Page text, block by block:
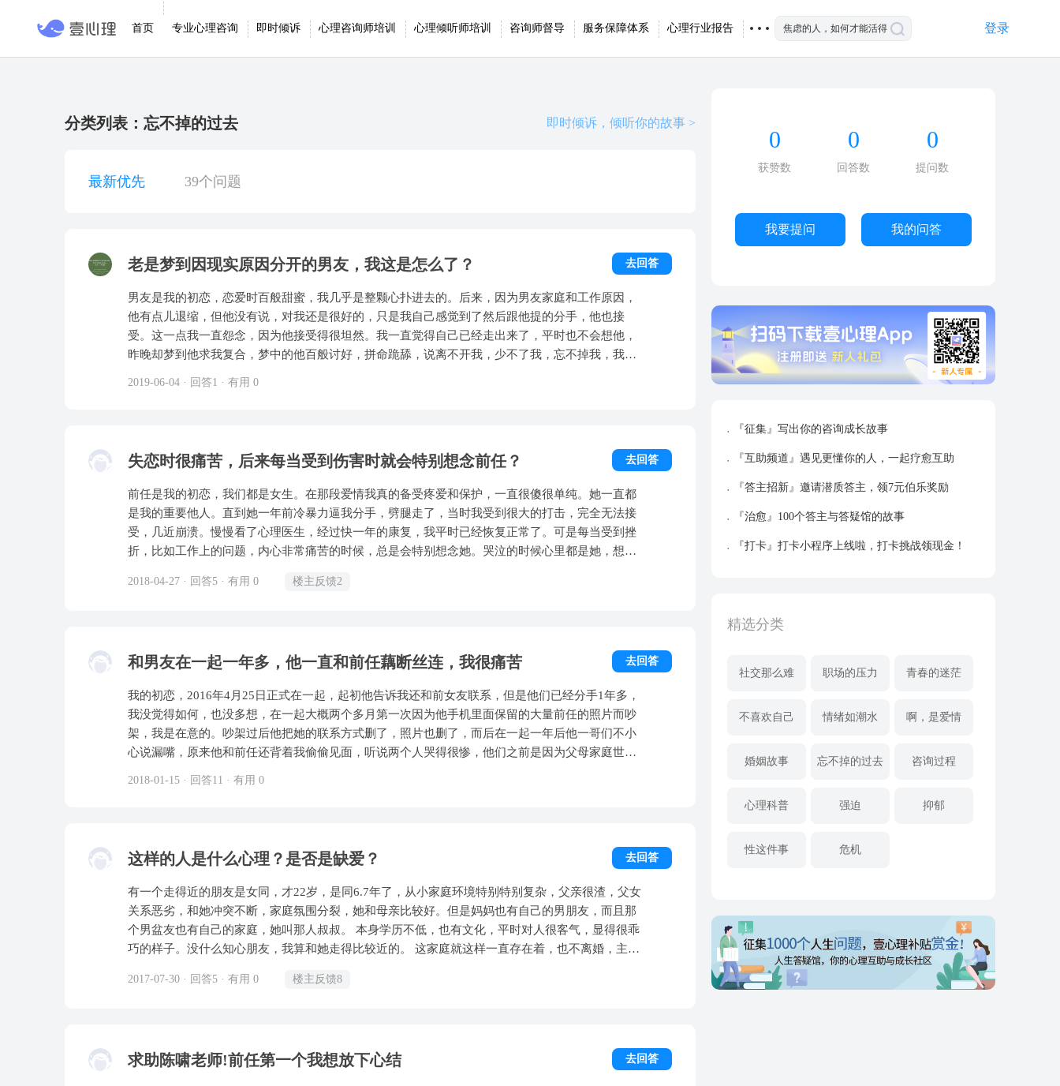
首页 专业心理咨询 即时倾诉 心理咨询师培训 心理倾听师培训 咨询师督导 服务保障体系 心理行业报告 登录
分类列表：忘不掉的过去 即时倾诉，倾听你的故事 >
最新优先 39个问题
老是梦到因现实原因分开的男友，我这是怎么了？ 去回答
男友是我的初恋，恋爱时百般甜蜜，我几乎是整颗心扑进去的。后来，因为男友家庭和工作原因，
他有点儿退缩，但他没有说，对我还是很好的，只是我自己感觉到了然后跟他提的分手，他也接
受。这一点我一直怨念，因为他接受得很坦然。我一直觉得自己已经走出来了，平时也不会想他，
昨晚却梦到他求我复合，梦中的他百般讨好，拼命跪舔，说离不开我，少不了我，忘不掉我，我尽
语，让我自我感觉特别良好，所以是不是其实我根本不爱他这个人，而是因为他让我体会到自己的
独特性和重要性呢？
2019-06-04 · 回答1 · 有用 0
失恋时很痛苦，后来每当受到伤害时就会特别想念前任？ 去回答
前任是我的初恋，我们都是女生。在那段爱情我真的备受疼爱和保护，一直很傻很单纯。她一直都
是我的重要他人。直到她一年前冷暴力逼我分手，劈腿走了，当时我受到很大的打击，完全无法接
受，几近崩溃。慢慢看了心理医生，经过快一年的康复，我平时已经恢复正常了。可是每当受到挫
折，比如工作上的问题，内心非常痛苦的时候，总是会特别想念她。哭泣的时候心里都是她，想念
恋的痛苦会一涌而上，叠加着原本的伤心，变得五味杂陈，焦灼不堪。 可是当初分开时那种心灵上
谢！
2018-04-27 · 回答5 · 有用 0 楼主反馈2
和男友在一起一年多，他一直和前任藕断丝连，我很痛苦 去回答
我的初恋，2016年4月25日正式在一起，起初他告诉我还和前女友联系，但是他们已经分手1年多，
我没觉得如何，也没多想，在一起大概两个多月第一次因为他手机里面保留的大量前任的照片而吵
架，我是在意的。吵架过后他把她的联系方式删了，照片也删了，而后在一起一年后他一哥们不小
心说漏嘴，原来他和前任还背着我偷偷见面，听说两个人哭得很惨，他们之前是因为父母家庭世仇
2018-01-15 · 回答11 · 有用 0
这样的人是什么心理？是否是缺爱？ 去回答
有一个走得近的朋友是女同，才22岁，是同6.7年了，从小家庭环境特别特别复杂，父亲很渣，父女
关系恶劣，和她冲突不断，家庭氛围分裂，她和母亲比较好。但是妈妈也有自己的男朋友，而且那
个男盆友也有自己的家庭，她叫那人叔叔。 本身学历不低，也有文化，平时对人很客气，显得很乖
巧的样子。没什么知心朋友，我算和她走得比较近的。 这家庭就这样一直存在着，也不离婚，主要
司，说打官司用的也是她今后的钱。她很早接触社会，非常老成，深谙社会规则，善于伪装，年纪
全感，需要不断去确认别人是否爱她，很在意对方的样子。 但是每次一遇到新欢，就冷暴力劈腿前
2017-07-30 · 回答5 · 有用 0 楼主反馈8
求助陈啸老师!前任第一个我想放下心结 去回答
0
获赞数
0
回答数
0
提问数
我要提问 我的问答
『征集』写出你的咨询成长故事
『互助频道』遇见更懂你的人，一起疗愈互助
『答主招新』邀请潜质答主，领7元伯乐奖励
『治愈』100个答主与答疑馆的故事
『打卡』打卡小程序上线啦，打卡挑战领现金！
精选分类
社交那么难 职场的压力 青春的迷茫
不喜欢自己 情绪如潮水 啊，是爱情
婚姻故事 忘不掉的过去 咨询过程
心理科普 强迫 抑郁
性这件事 危机